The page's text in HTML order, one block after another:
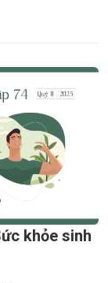
khỏe sinh